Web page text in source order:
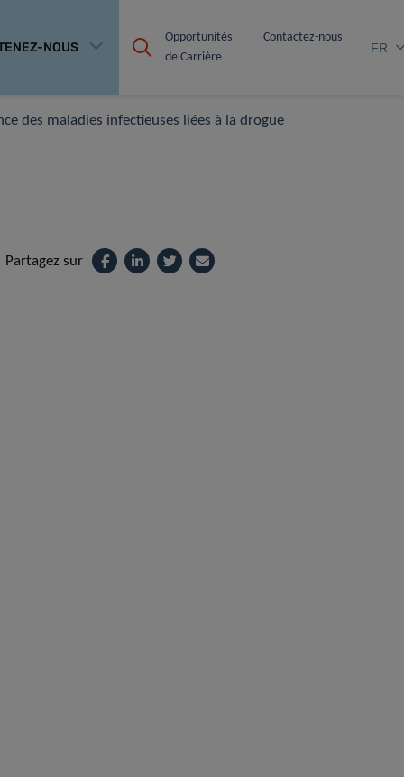
NOUS
Opportunités
de Carrière
Contactez-nous
FR
des maladies infectieuses liées à la drogue
Partagez sur